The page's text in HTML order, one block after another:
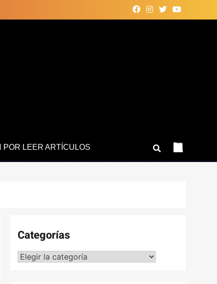
POR LEER ARTÍCULOS
Categorías
Categorías